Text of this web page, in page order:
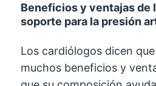
Beneficios y ventajas de
soporte para la presión
Los cardiólogos dicen
muchos beneficios y